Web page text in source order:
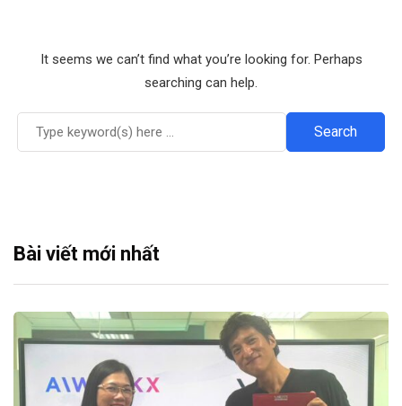
It seems we can’t find what you’re looking for. Perhaps
searching can help.
Bài viết mới nhất